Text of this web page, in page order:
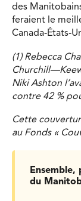
des
feraient le
Canada-États-
(1) Rebecca
Niki Ashton
contre 42 %
Cette
au Fonds «
du